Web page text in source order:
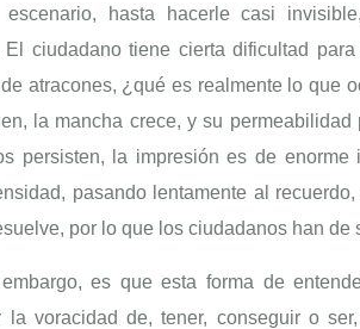
escenario, hasta hacerle casi
El ciudadano tiene cierta dificultad
atracones, ¿qué es realmente lo que
la mancha crece, y su
persisten, la impresión es de
pasando lentamente al
por lo que los ciudadanos han de
es que esta forma de
la voracidad de, tener, conseguir o